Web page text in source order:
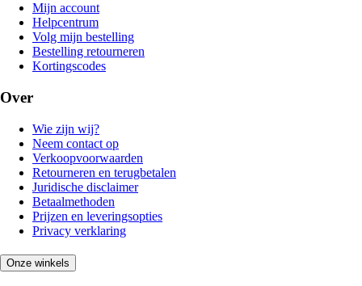
Mijn account
Helpcentrum
Volg mijn bestelling
Bestelling retourneren
Kortingscodes
Over
Wie zijn wij?
Neem contact op
Verkoopvoorwaarden
Retourneren en terugbetalen
Juridische disclaimer
Betaalmethoden
Prijzen en leveringsopties
Privacy verklaring
Onze winkels